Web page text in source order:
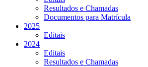
Resultados e Chamadas
Documentos para Matrícula
2025
Editais
2024
Editais
Resultados e Chamadas